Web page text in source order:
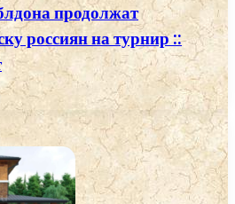
продолжат
россиян на турнир ::